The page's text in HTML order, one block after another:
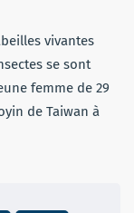
vivantes
se sont
femme de 29
de Taiwan à